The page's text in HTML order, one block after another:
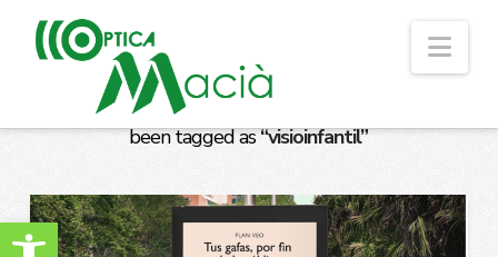
Obre la barra d'eines
Tag Archive
Below you'll find a list of all posts that have
been tagged as“visioinfantil”